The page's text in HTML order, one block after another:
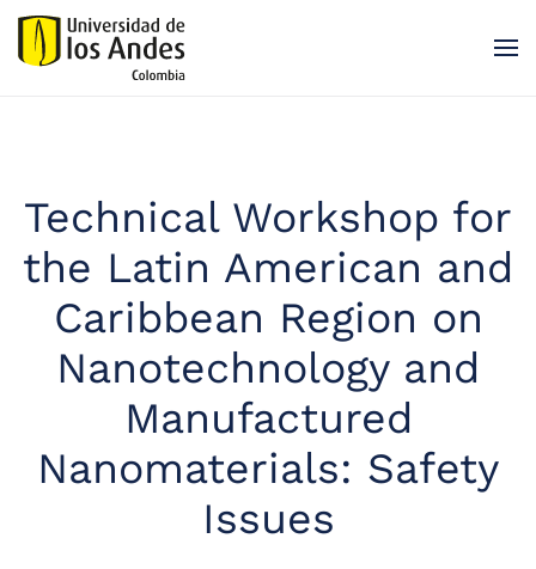
Skip to main content
Technical Workshop for
the Latin American and
Caribbean Region on
Nanotechnology and
Manufactured
Nanomaterials: Safety
Issues